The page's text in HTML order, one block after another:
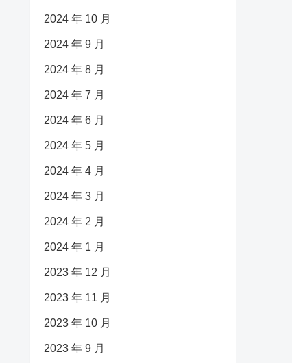
2024 年 10 月
2024 年 9 月
2024 年 8 月
2024 年 7 月
2024 年 6 月
2024 年 5 月
2024 年 4 月
2024 年 3 月
2024 年 2 月
2024 年 1 月
2023 年 12 月
2023 年 11 月
2023 年 10 月
2023 年 9 月